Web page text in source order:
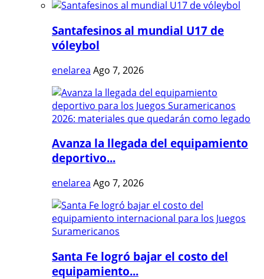
Santafesinos al mundial U17 de
vóleybol
enelarea Ago 7, 2026
Avanza la llegada del equipamiento
deportivo...
enelarea Ago 7, 2026
Santa Fe logró bajar el costo del
equipamiento...